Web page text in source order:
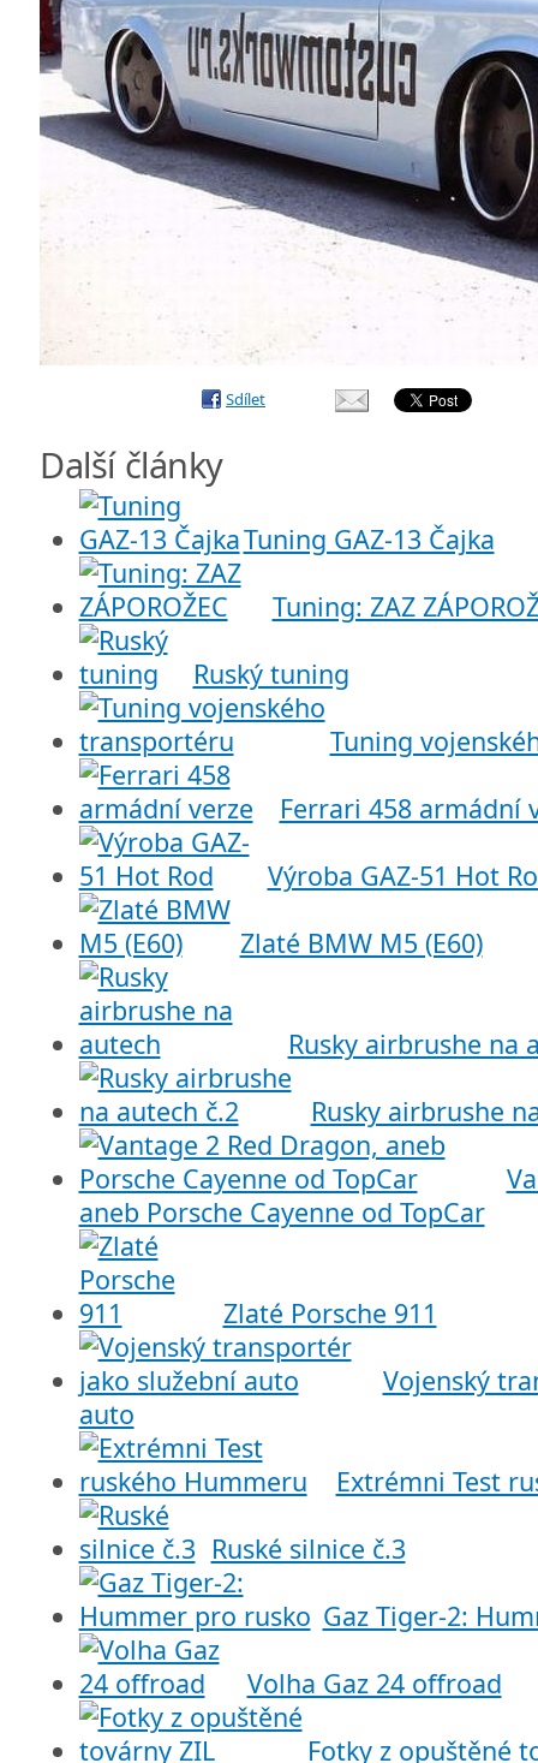
Sdílet
Další články
Tuning GAZ-13 Čajka
Tuning: ZAZ
Ruský tuning
Tuning
Ferrari 458 armádní
Výroba GAZ-51 Hot
Zlaté BMW M5 (E60)
Rusky airbrushe na
Rusky airbrushe
aneb Porsche Cayenne od TopCar
Zlaté Porsche 911
Vojenský
auto
Extrémni Test
Ruské silnice č.3
Gaz Tiger-2:
Volha Gaz 24 offroad
Fotky z opuštěné